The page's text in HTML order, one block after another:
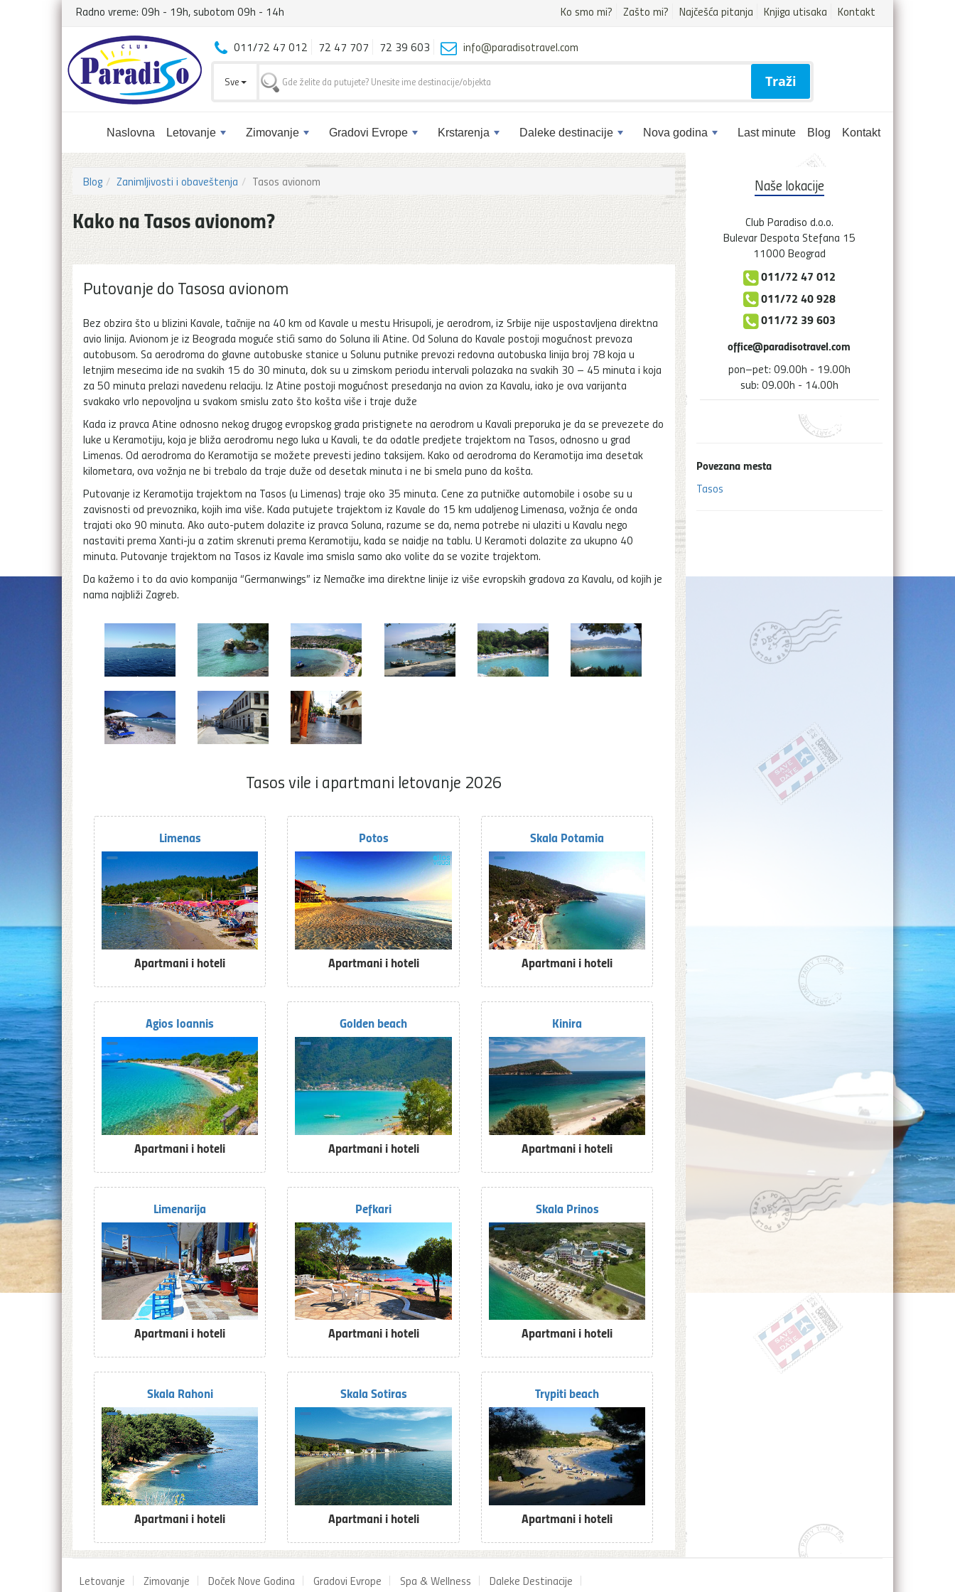
Radno vreme: 09h - 19h, subotom 09h - 14h Ko smo mi? Zašto mi? Najčešća pitanja Knjiga utisaka Kontakt
Naslovna Letovanje Zimovanje Gradovi Evrope Krstarenja Daleke destinacije Nova godina Last minute Blog Kontakt
011/72 47 012 72 47 707 72 39 603 info@paradisotravel.com
Sve Traži
Naše lokacije
Club Paradiso d.o.o.
Bulevar Despota Stefana 15
11000 Beograd
011/72 47 012
011/72 40 928
011/72 39 603
office@paradisotravel.com
pon–pet: 09.00h - 19.00h
sub: 09.00h - 14.00h
Povezana mesta
Tasos
Blog Zanimljivosti i obaveštenja Tasos avionom
Kako na Tasos avionom?
Putovanje do Tasosa avionom
Bez obzira što u blizini Kavale, tačnije na 40 km od Kavale u mestu Hrisupoli, je aerodrom, iz Srbije nije uspostavljena direktna
avio linija. Avionom je iz Beograda moguće stići samo do Soluna ili Atine. Od Soluna do Kavale postoji mogućnost prevoza
autobusom. Sa aerodroma do glavne autobuske stanice u Solunu putnike prevozi redovna autobuska linija broj 78 koja u
letnjim mesecima ide na svakih 15 do 30 minuta, dok su u zimskom periodu intervali polazaka na svakih 30 – 45 minuta i koja
za 50 minuta prelazi navedenu relaciju. Iz Atine postoji mogućnost presedanja na avion za Kavalu, iako je ova varijanta
svakako vrlo nepovoljna u svakom smislu zato što košta više i traje duže
Kada iz pravca Atine odnosno nekog drugog evropskog grada pristignete na aerodrom u Kavali preporuka je da se prevezete do
luke u Keramotiju, koja je bliža aerodromu nego luka u Kavali, te da odatle predjete trajektom na Tasos, odnosno u grad
Limenas. Od aerodroma do Keramotija se možete prevesti jedino taksijem. Kako od aerodroma do Keramotija ima desetak
kilometara, ova vožnja ne bi trebalo da traje duže od desetak minuta i ne bi smela puno da košta.
Putovanje iz Keramotija trajektom na Tasos (u Limenas) traje oko 35 minuta. Cene za putničke automobile i osobe su u
zavisnosti od prevoznika, kojih ima više. Kada putujete trajektom iz Kavale do 15 km udaljenog Limenasa, vožnja će onda
trajati oko 90 minuta. Ako auto-putem dolazite iz pravca Soluna, razume se da, nema potrebe ni ulaziti u Kavalu nego
nastaviti prema Xanti-ju a zatim skrenuti prema Keramotiju, kada se naidje na tablu. U Keramoti dolazite za ukupno 40
minuta. Putovanje trajektom na Tasos iz Kavale ima smisla samo ako volite da se vozite trajektom.
Da kažemo i to da avio kompanija “Germanwings” iz Nemačke ima direktne linije iz više evropskih gradova za Kavalu, od kojih je
nama najbliži Zagreb.
Tasos vile i apartmani letovanje 2026
Limenas
Apartmani i hoteli
Potos
Apartmani i hoteli
Skala Potamia
Apartmani i hoteli
Agios Ioannis
Apartmani i hoteli
Golden beach
Apartmani i hoteli
Kinira
Apartmani i hoteli
Limenarija
Apartmani i hoteli
Pefkari
Apartmani i hoteli
Skala Prinos
Apartmani i hoteli
Skala Rahoni
Apartmani i hoteli
Skala Sotiras
Apartmani i hoteli
Trypiti beach
Apartmani i hoteli
Letovanje Zimovanje Doček Nove Godina Gradovi Evrope Spa & Wellness Daleke Destinacije